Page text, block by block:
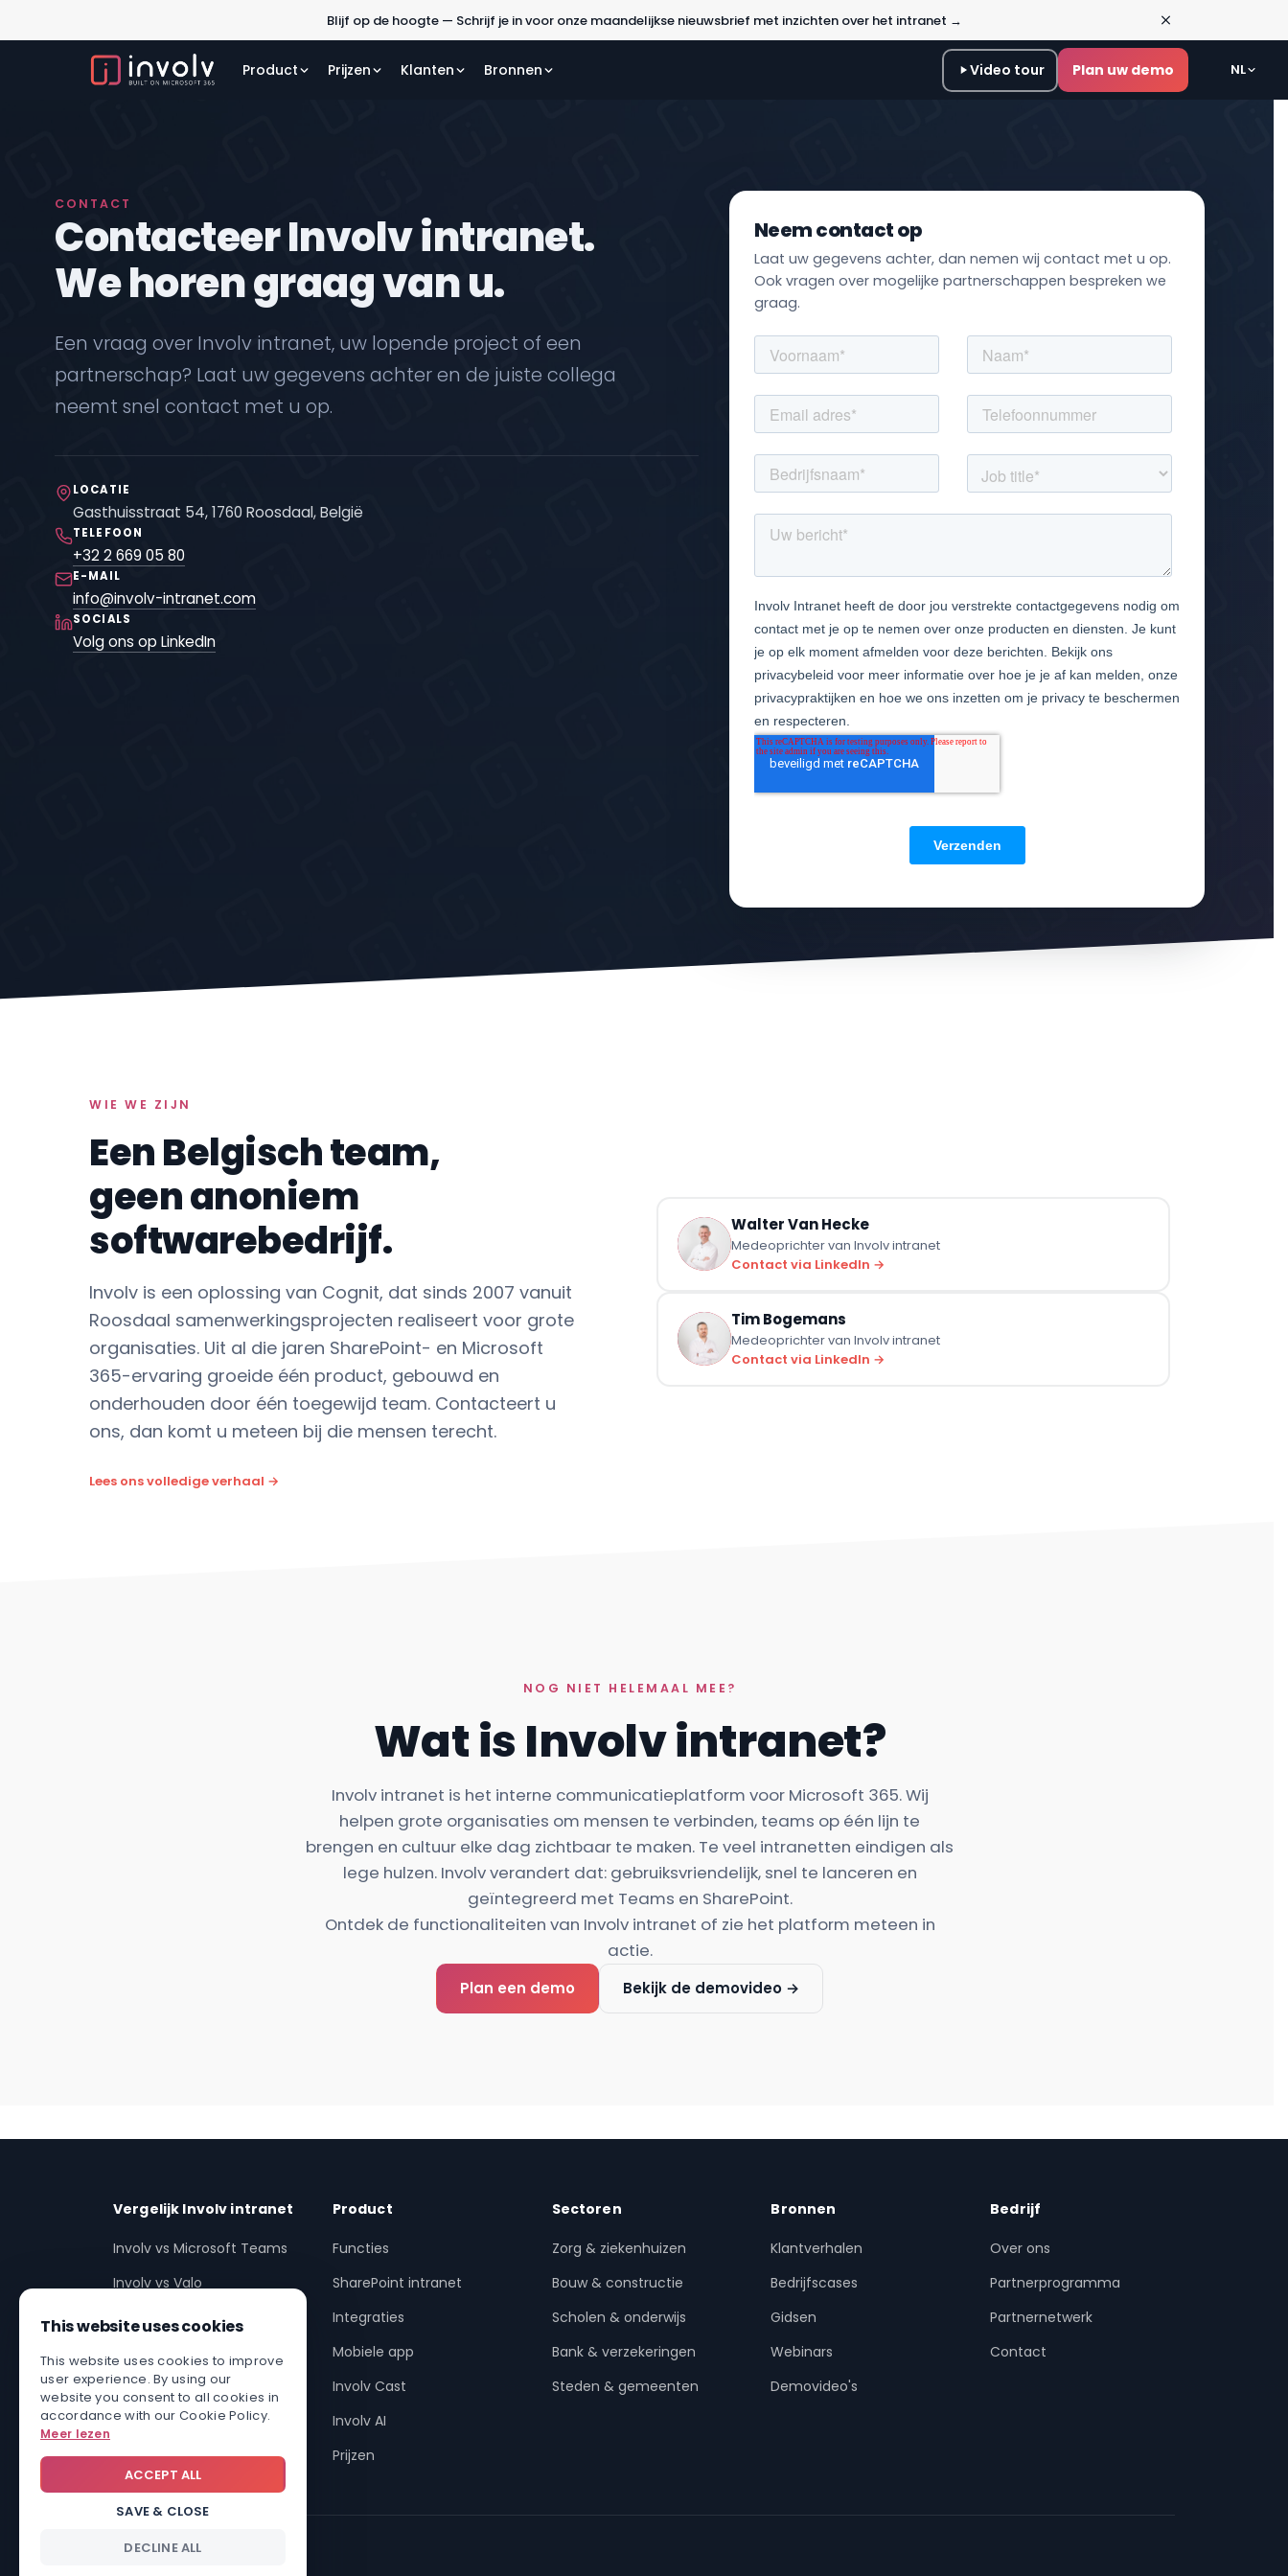
Blijf op de hoogte — Schrijf je in voor onze maandelijkse nieuwsbrief met inzichten over het intranet →
Product Prijzen Klanten Bronnen Video tour Plan uw demo NL
CONTACT
Contacteer Involv intranet.
We horen graag van u.
Een vraag over Involv intranet, uw lopende project of een
partnerschap? Laat uw gegevens achter en de juiste collega
neemt snel contact met u op.
LOCATIE
Gasthuisstraat 54, 1760 Roosdaal, België
TELEFOON
+32 2 669 05 80
E-MAIL
info@involv-intranet.com
SOCIALS
Volg ons op LinkedIn
Neem contact op
Laat uw gegevens achter, dan nemen wij contact met u op.
Ook vragen over mogelijke partnerschappen bespreken we
graag.
WIE WE ZIJN
Een Belgisch team,
geen anoniem
softwarebedrijf.
Involv is een oplossing van Cognit, dat sinds 2007 vanuit
Roosdaal samenwerkingsprojecten realiseert voor grote
organisaties. Uit al die jaren SharePoint- en Microsoft
365-ervaring groeide één product, gebouwd en
onderhouden door één toegewijd team. Contacteert u
ons, dan komt u meteen bij die mensen terecht.
Lees ons volledige verhaal →
Walter Van Hecke
Medeoprichter van Involv intranet
Contact via LinkedIn →
Tim Bogemans
Medeoprichter van Involv intranet
Contact via LinkedIn →
NOG NIET HELEMAAL MEE?
Wat is Involv intranet?
Involv intranet is het interne communicatieplatform voor Microsoft 365. Wij
helpen grote organisaties om mensen te verbinden, teams op één lijn te
brengen en cultuur elke dag zichtbaar te maken. Te veel intranetten eindigen als
lege hulzen. Involv verandert dat: gebruiksvriendelijk, snel te lanceren en
geïntegreerd met Teams en SharePoint.
Ontdek de functionaliteiten van Involv intranet of zie het platform meteen in
actie.
Plan een demo Bekijk de demovideo →
Vergelijk Involv intranet
Involv vs Microsoft Teams
Involv vs Valo
Involv vs Workplace (Meta)
Involv vs SharePoint
Involv vs non-SharePoint
SharePoint intranet
Product
Functies
SharePoint intranet
Integraties
Mobiele app
Involv Cast
Involv AI
Prijzen
Sectoren
Zorg & ziekenhuizen
Bouw & constructie
Scholen & onderwijs
Bank & verzekeringen
Steden & gemeenten
Bronnen
Klantverhalen
Bedrijfscases
Gidsen
Webinars
Demovideo's
Bedrijf
Over ons
Partnerprogramma
Partnernetwerk
Contact
This website uses cookies
This website uses cookies to improve
user experience. By using our
website you consent to all cookies in
accordance with our Cookie Policy.
Meer lezen
SAVE & CLOSE
ACCEPT ALL
DECLINE ALL